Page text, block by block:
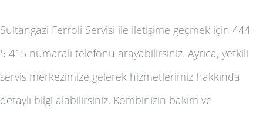
Sultangazi Ferroli Servisi ile iletişime geçmek için 444
5 415 numaralı telefonu arayabilirsiniz. Ayrıca, yetkili
servis merkezimize gelerek hizmetlerimiz hakkında
detaylı bilgi alabilirsiniz. Kombinizin bakım ve